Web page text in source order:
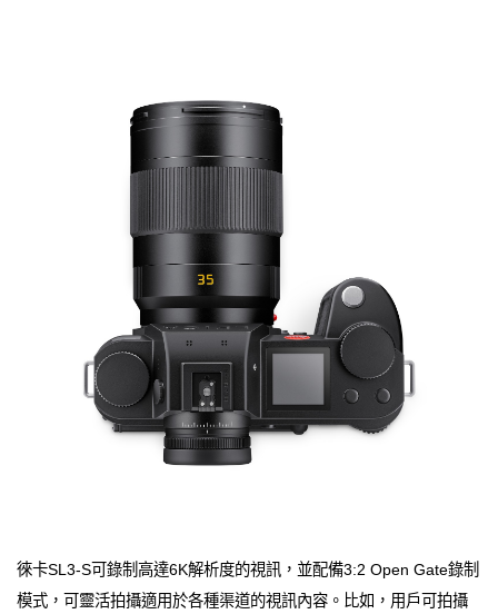
徠卡SL3-S可錄制高達6K解析度的視訊，並配備3:2 Open Gate錄制
模式，可靈活拍攝適用於各種渠道的視訊內容。比如，用戶可拍攝